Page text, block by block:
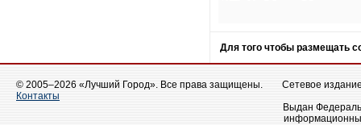
Для того чтобы размещать
© 2005–2026 «Лучший Город». Все права защищены.
Контакты
Сетевое
Выдан